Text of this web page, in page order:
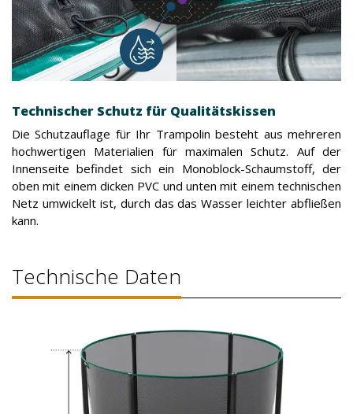
Technischer Schutz für Qualitätskissen
Die Schutzauflage für Ihr Trampolin besteht aus mehreren
hochwertigen Materialien für maximalen Schutz. Auf der
Innenseite befindet sich ein Monoblock-Schaumstoff, der
oben mit einem dicken PVC und unten mit einem technischen
Netz umwickelt ist, durch das das Wasser leichter abfließen
kann.
Technische Daten